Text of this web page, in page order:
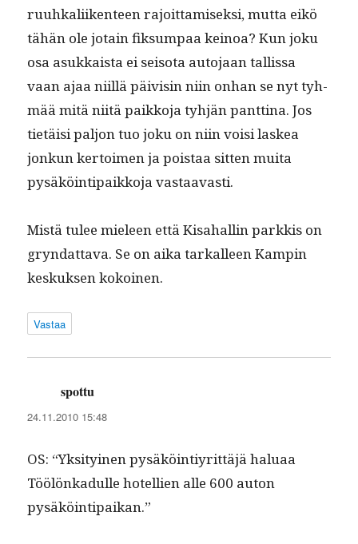
ruuhkali­iken­teen rajoit­tamisek­si, mut­ta eikö
tähän ole jotain fik­sumpaa keinoa? Kun joku
osa asukkaista ei seiso­ta auto­jaan tallis­sa
vaan ajaa niil­lä päivisin niin onhan se nyt tyh­
mää mitä niitä paikko­ja tyhjän pant­ti­na. Jos
tietäisi paljon tuo joku on niin voisi laskea
jonkun ker­toimen ja pois­taa sit­ten mui­ta
pysäköin­tipaikko­ja vastaavasti.
Mis­tä tulee mieleen että Kisa­hallin parkkis on
gryn­dat­ta­va. Se on aika tarkalleen Kampin
keskuk­sen kokoinen.
Vastaa
spottu
24.11.2010 15:48
OS: “Yksi­tyi­nen pysäköin­tiyrit­täjä halu­aa
Töölönkadulle hotel­lien alle 600 auton
pysäköintipaikan.”